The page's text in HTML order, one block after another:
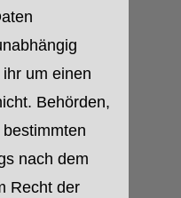
um einen
Behörden,
nach dem
Recht der